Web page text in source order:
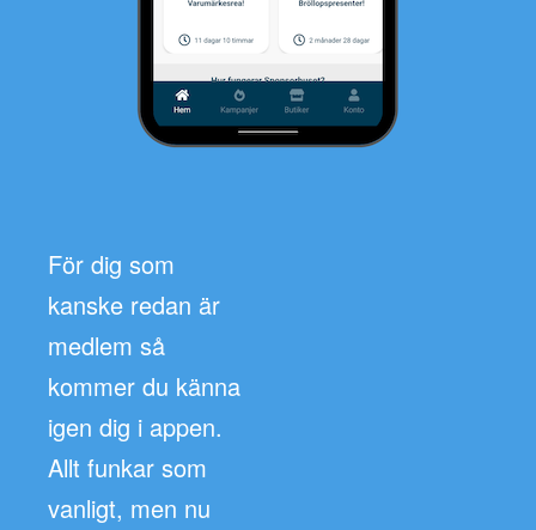
För dig som
kanske redan är
medlem så
kommer du känna
igen dig i appen.
Allt funkar som
vanligt, men nu